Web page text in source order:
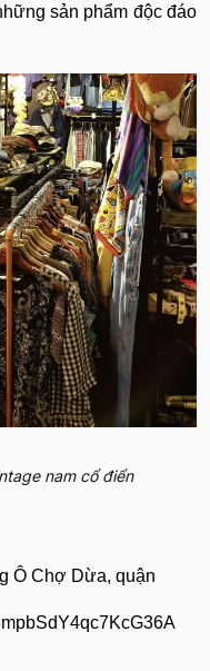
sản phẩm độc đáo
nam cổ điển
Ô Chợ Dừa, quận